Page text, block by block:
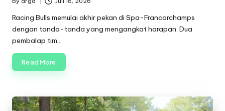
Posted
by
Racing Bulls memulai akhir pekan di Spa-Francorchamps
dengan tanda-tanda yang mengangkat harapan. Dua
pembalap tim…
Read More